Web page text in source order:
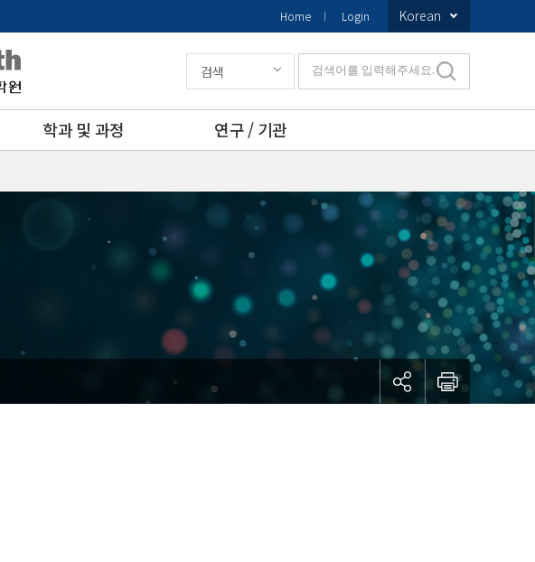
Home Login Korean
학과 및 과정
연구 / 기관
검색 검색어를 입력해주세요.